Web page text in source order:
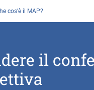
cos’è il MAP?
il